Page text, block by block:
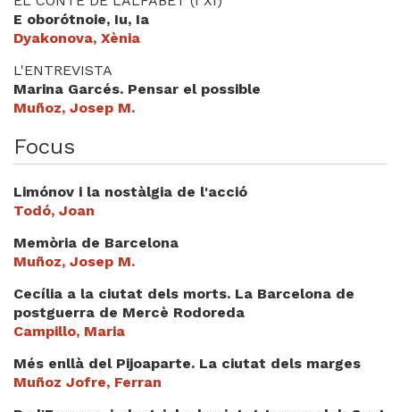
E oborótnoie, Iu, Ia
Dyakonova, Xènia
L'ENTREVISTA
Marina Garcés. Pensar el possible
Muñoz, Josep M.
Focus
Limónov i la nostàlgia de l'acció
Todó, Joan
Memòria de Barcelona
Muñoz, Josep M.
Cecília a la ciutat dels morts. La Barcelona de
postguerra de Mercè Rodoreda
Campillo, Maria
Més enllà del Pijoaparte. La ciutat dels marges
Muñoz Jofre, Ferran